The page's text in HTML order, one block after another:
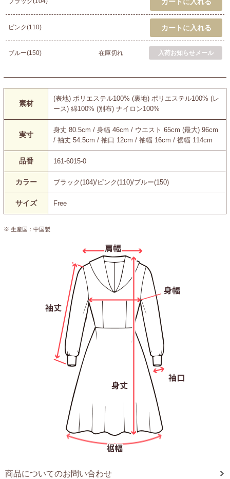
ピンク(110)
ブルー(150) 在庫切れ
素材
(表地) ポリエステル100% (裏地) ポリエステル100% (レ
ース) 綿100% (別布) ナイロン100%
実寸
身丈 80.5cm / 身幅 46cm / ウエスト 65cm (最大) 96cm
/ 袖丈 54.5cm / 袖口 12cm / 袖幅 16cm / 裾幅 114cm
品番 161-6015-0
カラー ブラック(104)/ピンク(110)/ブルー(150)
サイズ Free
※ 生産国：中国製
商品についてのお問い合わせ